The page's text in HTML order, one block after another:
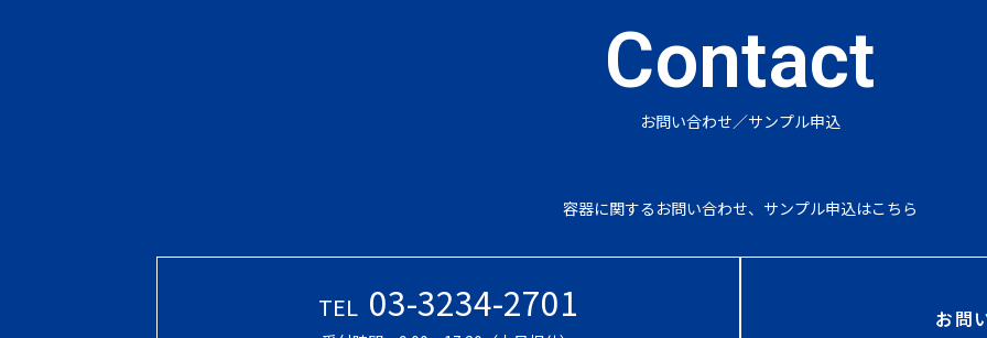
Contact
お問い合わせ／サンプル申込
容器に関するお問い合わせ、サンプル申込はこちら
TEL 03-3234-2701 お問